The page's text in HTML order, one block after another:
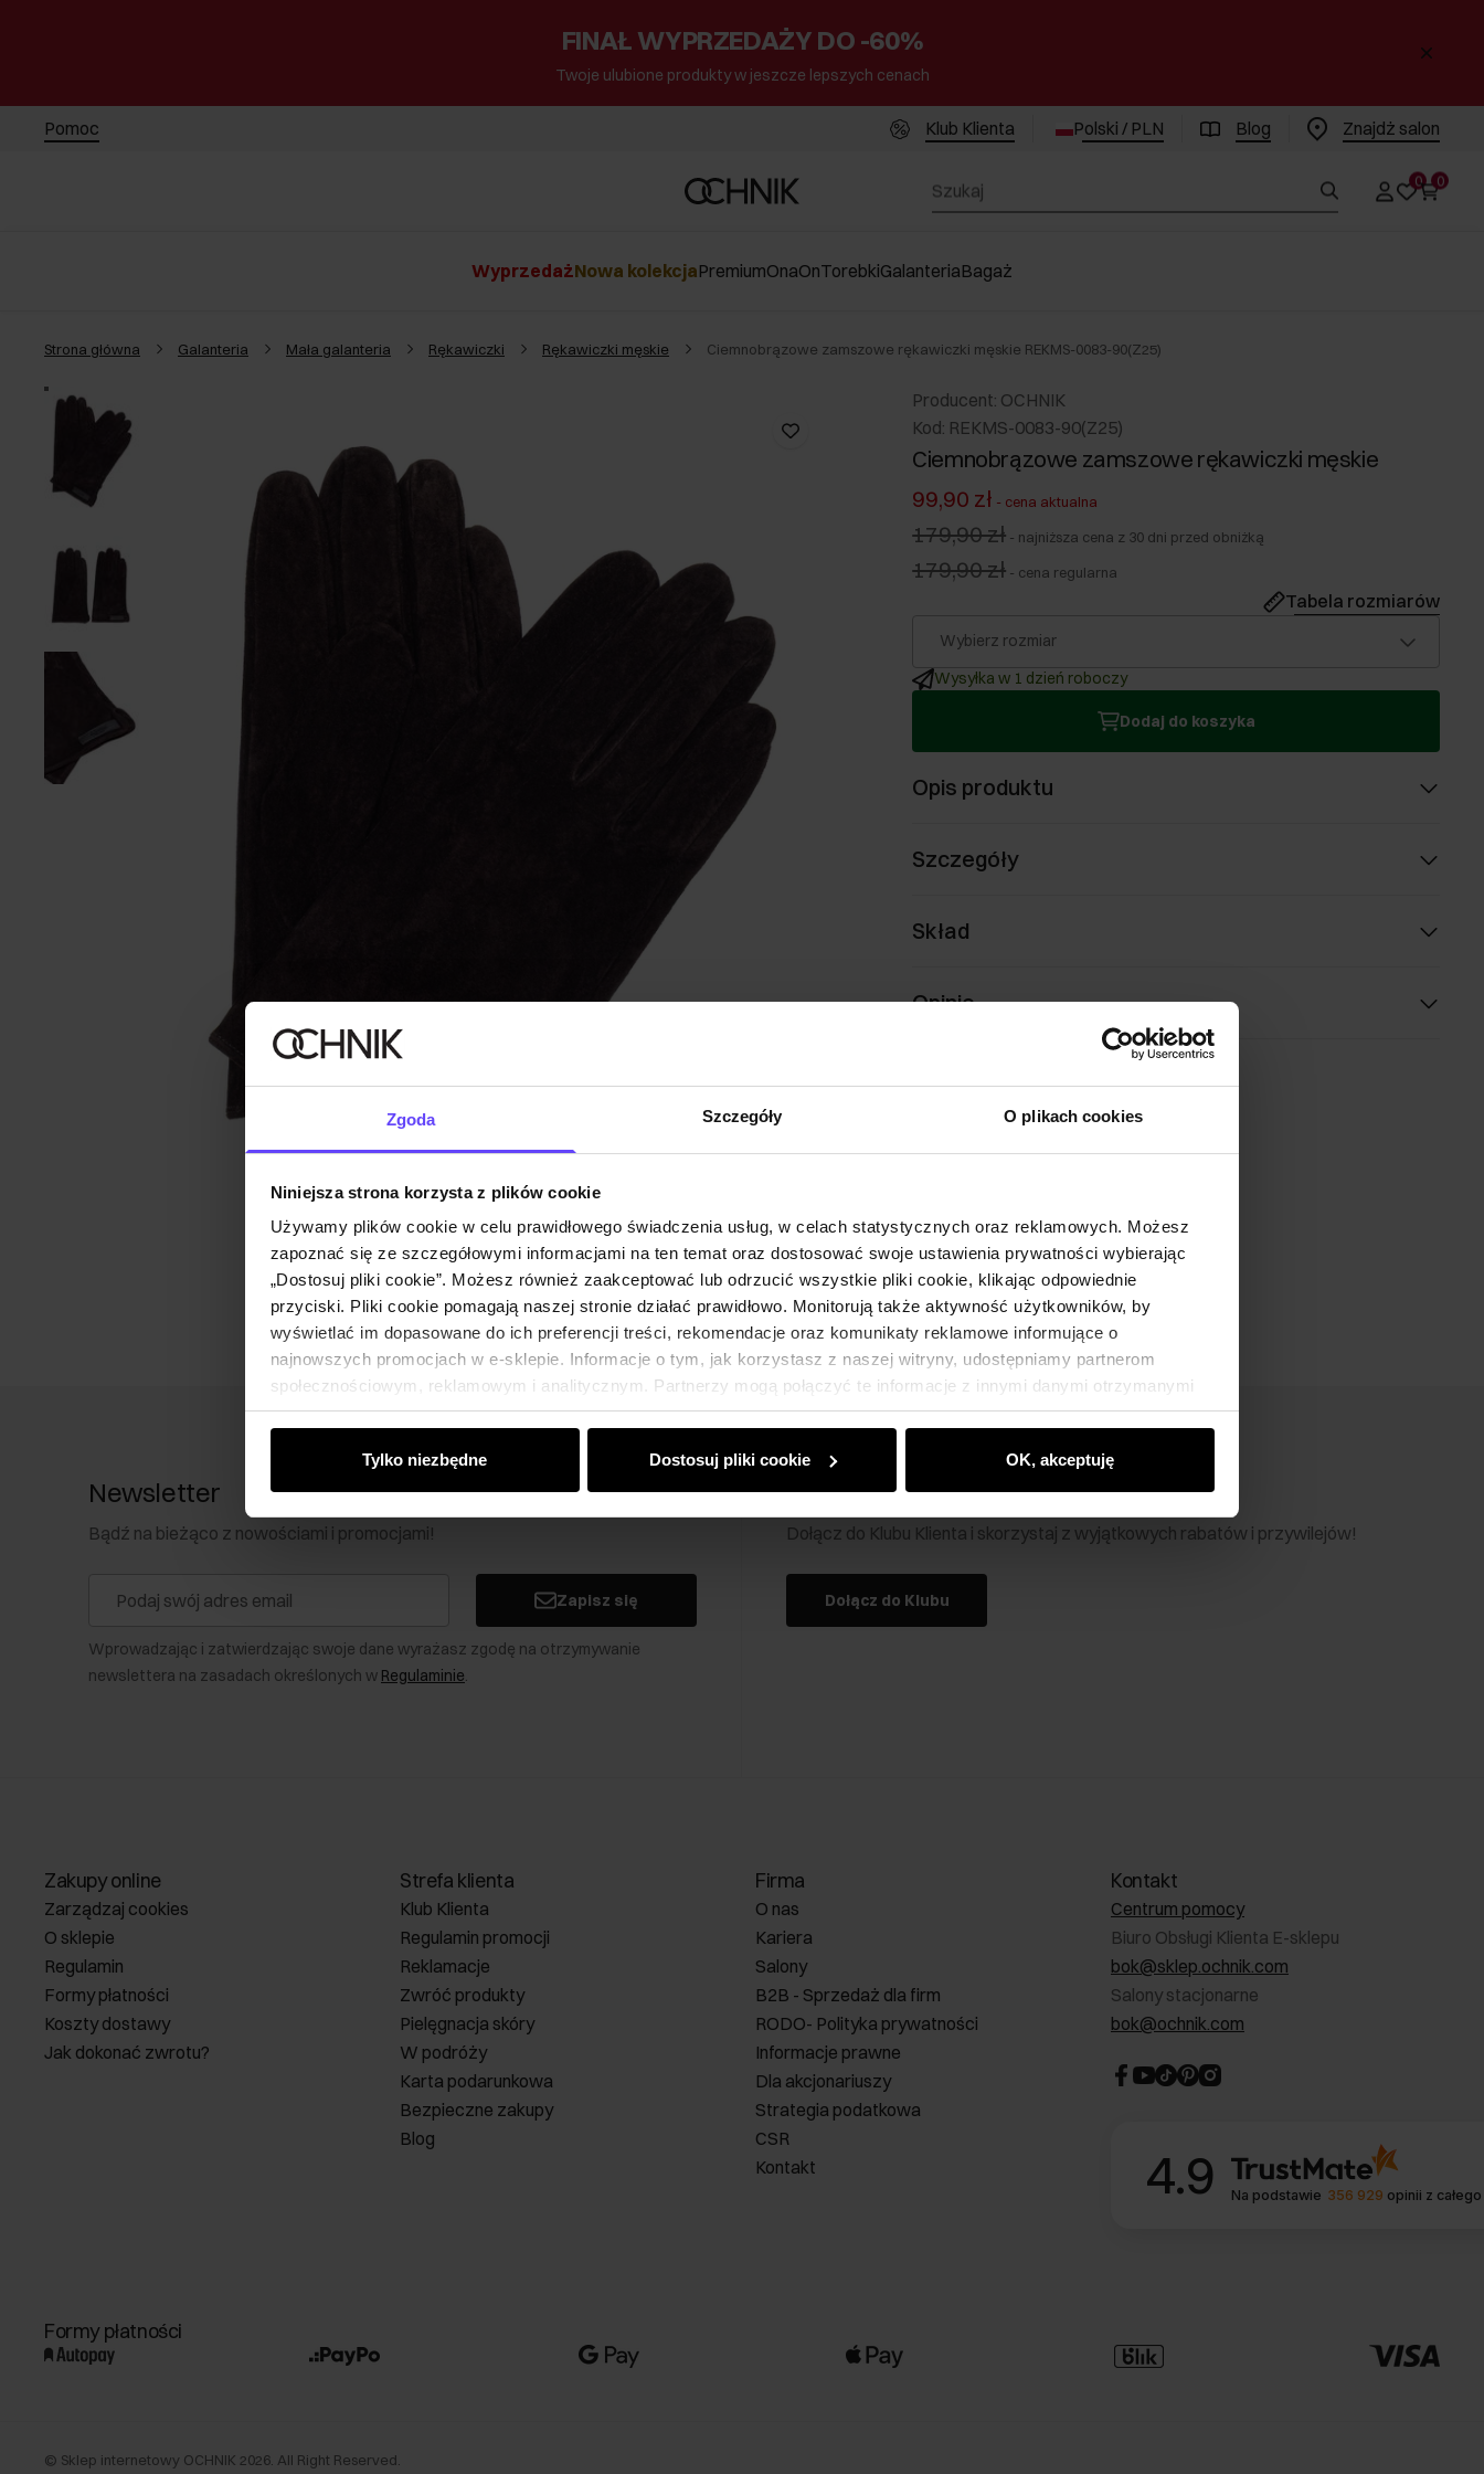
Zgoda Szczegóły O plikach cookies
Niniejsza strona korzysta z plików cookie
Używamy plików cookie w celu prawidłowego świadczenia usług, w celach statystycznych oraz reklamowych. Możesz
zapoznać się ze szczegółowymi informacjami na ten temat oraz dostosować swoje ustawienia prywatności wybierając
„Dostosuj pliki cookie”. Możesz również zaakceptować lub odrzucić wszystkie pliki cookie, klikając odpowiednie
przyciski. Pliki cookie pomagają naszej stronie działać prawidłowo. Monitorują także aktywność użytkowników, by
wyświetlać im dopasowane do ich preferencji treści, rekomendacje oraz komunikaty reklamowe informujące o
najnowszych promocjach w e-sklepie. Informacje o tym, jak korzystasz z naszej witryny, udostępniamy partnerom
społecznościowym, reklamowym i analitycznym. Partnerzy mogą połączyć te informacje z innymi danymi otrzymanymi
od Ciebie lub uzyskanymi podczas korzystania z ich usług.
Tylko niezbędne Dostosuj pliki cookie OK, akceptuję
FINAŁ WYPRZEDAŻY DO -60%
Twoje ulubione produkty w jeszcze lepszych cenach
Pomoc Klub Klienta Polski / PLN Blog Znajdż salon
0 0
WyprzedażNowa kolekcjaPremiumOnaOnTorebkiGalanteriaBagaż
Strona główna Galanteria Mała galanteria Rękawiczki Rękawiczki męskie Ciemnobrązowe zamszowe rękawiczki męskie REKMS-0083-90(Z25)
Producent: OCHNIK
Kod: REKMS-0083-90(Z25)
Ciemnobrązowe zamszowe rękawiczki męskie
99,90 zł - cena aktualna
179,90 zł - najniższa cena z 30 dni przed obniżką
179,90 zł - cena regularna
Tabela rozmiarów
Wybierz rozmiar
Wysyłka w 1 dzień roboczy
Dodaj do koszyka
Opis produktu
Szczegóły
Skład
Opinie
Newsletter
Bądź na bieżąco z nowościami i promocjami!
Zapisz się
Wprowadzając i zatwierdzając swoje dane wyrażasz zgodę na otrzymywanie
newslettera na zasadach określonych w Regulaminie.
Klub Klienta Ochnik
Dołącz do Klubu Klienta i skorzystaj z wyjątkowych rabatów i przywilejów!
Dołącz do Klubu
Zakupy online
Zarządzaj cookies
O sklepie
Regulamin
Formy płatności
Koszty dostawy
Jak dokonać zwrotu?
Strefa klienta
Klub Klienta
Regulamin promocji
Reklamacje
Zwróć produkty
Pielęgnacja skóry
W podróży
Karta podarunkowa
Bezpieczne zakupy
Blog
Firma
O nas
Kariera
Salony
B2B - Sprzedaż dla firm
RODO- Polityka prywatności
Informacje prawne
Dla akcjonariuszy
Strategia podatkowa
CSR
Kontakt
Kontakt
Centrum pomocy
Biuro Obsługi Klienta E-sklepu
bok@sklep.ochnik.com
Salony stacjonarne
bok@ochnik.com
4.9 Na podstawie 356 929 opinii z
Formy płatności
© Sklep internetowy OCHNIK 2026 . All Right Reserved.